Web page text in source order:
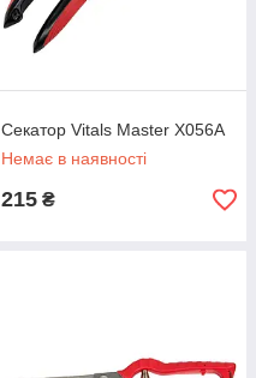
Секатор Vitals Master X056A
Немає в наявності
215 ₴